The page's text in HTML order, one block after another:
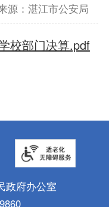
源：湛江市公安局
校部门决算.pdf
政府办公室